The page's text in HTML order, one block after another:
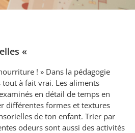
«
! » Dans la pédagogie
tout à fait vrai. Les aliments
en détail de temps en
différentes formes et textures
de ton enfant. Trier par
odeurs sont aussi des activités